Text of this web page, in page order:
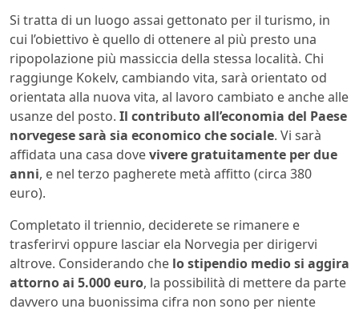
Si tratta di un luogo assai gettonato per il turismo, in
cui l’obiettivo è quello di ottenere al più presto una
ripopolazione più massiccia della stessa località. Chi
raggiunge Kokelv, cambiando vita, sarà orientato od
orientata alla nuova vita, al lavoro cambiato e anche alle
usanze del posto. Il contributo all’economia del Paese
norvegese sarà sia economico che sociale. Vi sarà
affidata una casa dovevivere gratuitamente per due
anni, e nel terzo pagherete metà affitto (circa 380
euro).
Completato il triennio, deciderete se rimanere e
trasferirvi oppure lasciar ela Norvegia per dirigervi
altrove. Considerando che lo stipendio medio si aggira
attorno ai 5.000 euro, la possibilità di mettere da parte
davvero una buonissima cifra non sono per niente